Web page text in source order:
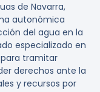
de Navarra,
autonómica
del agua en la
especializado en
tramitar
derechos ante la
y recursos por